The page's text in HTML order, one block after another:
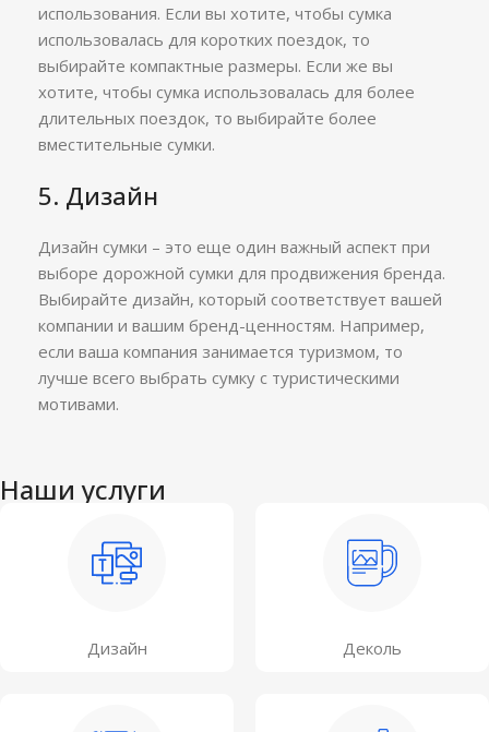
использования. Если вы хотите, чтобы сумка
использовалась для коротких поездок, то
выбирайте компактные размеры. Если же вы
хотите, чтобы сумка использовалась для более
длительных поездок, то выбирайте более
вместительные сумки.
5. Дизайн
Дизайн сумки – это еще один важный аспект при
выборе дорожной сумки для продвижения бренда.
Выбирайте дизайн, который соответствует вашей
компании и вашим бренд-ценностям. Например,
если ваша компания занимается туризмом, то
лучше всего выбрать сумку с туристическими
мотивами.
Наши услуги
Дизайн Деколь